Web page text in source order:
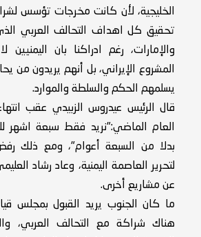
الخليجية، لأن كانت مخرجات تؤسس
تحقيق كل اهداف التحالف العربي
والإمارات، رغم ادراكنا بان اليمنيين
المشروع الإيراني، بل أنهم يريدون من
يسلمهم الحكم والسلطة والموارد.
قال الرئيس عيدروس الزبيدي عقب
العام الماضي:"نريد فقط سبعة اشهر
بدلا من السبعة أعوام"، ومع ذلك
لتحرير العاصمة اليمنية، وعاد رشاد
عن مشاريع أخرى.
ما كان الجنوب يريد القبول بمجلس
هناك شراكة مع التحالف العربي،